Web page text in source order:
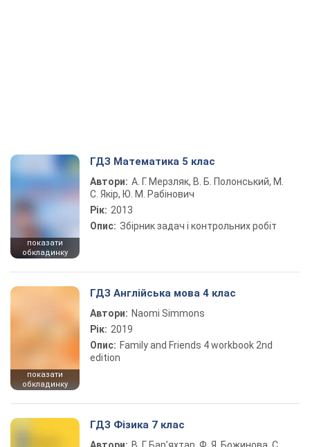
показати
обкладинку
ГДЗ Математика 5 клас
Автори: А. Г. Мерзляк, В. Б. Полонський, М.
С. Якір, Ю. М. Рабінович
Рік: 2013
Опис: Збірник задач і контрольних робіт
показати
обкладинку
ГДЗ Англійська мова 4 клас
Автори: Naomi Simmons
Рік: 2019
Опис: Family and Friends 4 workbook 2nd
edition
ГДЗ Фізика 7 клас